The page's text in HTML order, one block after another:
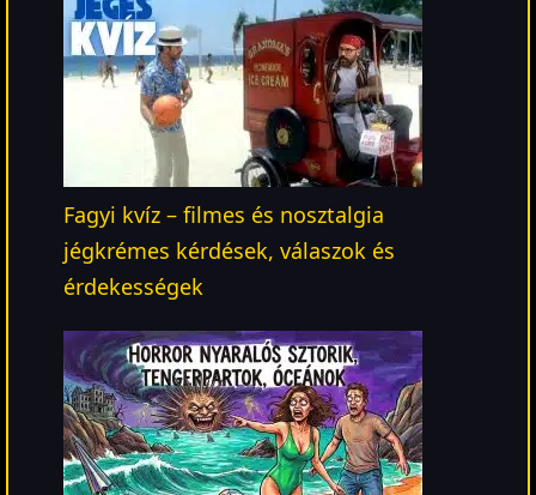
Fagyi kvíz – filmes és nosztalgia
jégkrémes kérdések, válaszok és
érdekességek